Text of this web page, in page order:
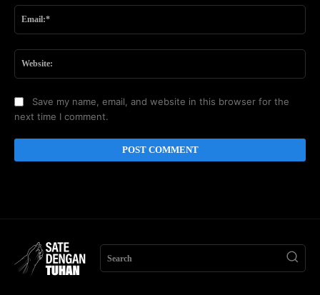
Save my name, email, and website in this browser for the
next time I comment.
Search